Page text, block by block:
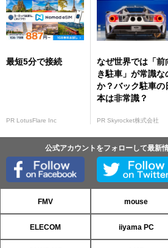
最短5分で接続
PR LotusFlare Inc
なぜ世界では「前
き駐車」が常識な
か？バック駐車の
本は非常識？
PR Skyrocket株式会社
公式アカウントをフォローして最新
FMV mouse
ELECOM iiyama PC